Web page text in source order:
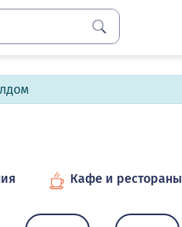
Кафе и рестораны